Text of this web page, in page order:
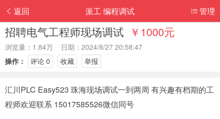
返回 管理
派工 编程调试
招聘电气工程师现场调试 ￥1000元
浏览量：1.84万 日期：2024/8/27 20:58:47
操作：
评论 0 收藏 举报
汇川PLC Easy523 珠海现场调试一到两周 有兴趣有档期的工
程师欢迎联系 15017585526微信同号